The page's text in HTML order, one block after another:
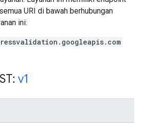
URI di bawah berhubungan
ini:
v1